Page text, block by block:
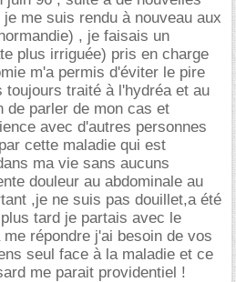
me suis rendu à nouveau aux
, je faisais un
plus irriguée) pris en charge
m'a permis d'éviter le pire
toujours traité à l'hydréa et au
de parler de mon cas et
avec d'autres personnes
cette maladie qui est
ma vie sans aucuns
douleur au abdominale au
,je ne suis pas douillet,a été
tard je partais avec le
répondre j'ai besoin de vos
seul face à la maladie et ce
me parait providentiel !